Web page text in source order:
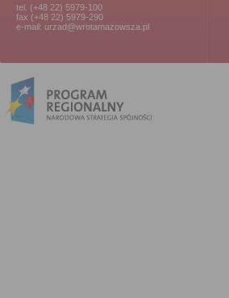
tel. (+48 22) 5979-100
fax (+48 22) 5979-290
e-mail: urzad@wrotamazowsza.pl